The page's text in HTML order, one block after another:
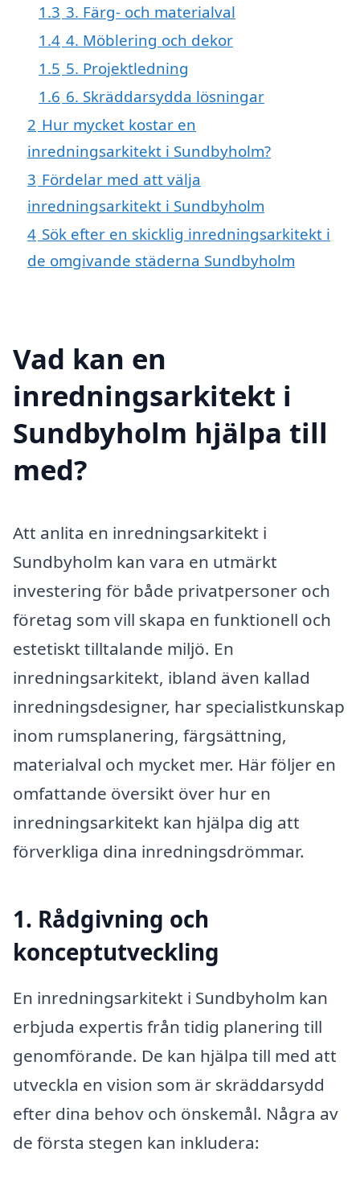
1.3 3. Färg- och materialval
1.4 4. Möblering och dekor
1.5 5. Projektledning
1.6 6. Skräddarsydda lösningar
2 Hur mycket kostar en
inredningsarkitekt i Sundbyholm?
3 Fördelar med att välja
inredningsarkitekt i Sundbyholm
4 Sök efter en skicklig inredningsarkitekt i
de omgivande städerna Sundbyholm
Vad kan en
inredningsarkitekt i
Sundbyholm hjälpa till
med?
Att anlita en inredningsarkitekt i
Sundbyholm kan vara en utmärkt
investering för både privatpersoner och
företag som vill skapa en funktionell och
estetiskt tilltalande miljö. En
inredningsarkitekt, ibland även kallad
inredningsdesigner, har specialistkunskap
inom rumsplanering, färgsättning,
materialval och mycket mer. Här följer en
omfattande översikt över hur en
inredningsarkitekt kan hjälpa dig att
förverkliga dina inredningsdrömmar.
1. Rådgivning och
konceptutveckling
En inredningsarkitekt i Sundbyholm kan
erbjuda expertis från tidig planering till
genomförande. De kan hjälpa till med att
utveckla en vision som är skräddarsydd
efter dina behov och önskemål. Några av
de första stegen kan inkludera: